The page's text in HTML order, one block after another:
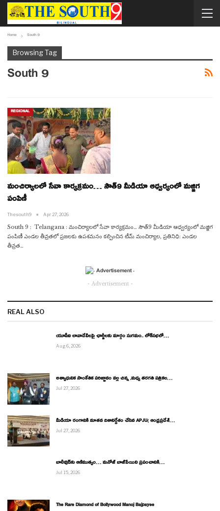
Home South 9
Browsing Tag
South 9
REGIONAL
మంచిర్యాలలో సేవా కార్యక్రమం… సౌత్9 మీడియా ఆధ్వర్యంలో మజ్జిగ
పంపిణీ
Thesouth9 Apr 27, 2026
South 9 : Telangana : మంచిర్యాలలో సేవా కార్యక్రమం… సౌత్9 మీడియా ఆధ్వర్యంలో మజ్జిగ
పంపిణీ ఎండల తీవ్రతలో ప్రజలకు ఉపశమనం కల్పించిన టీమ్ మంచిర్యాల, ప్రతినిధి: ఎండల
తీవ్రత…
- Advertisement -
REAL ALSO
యూపీఐ లావాదేవీలపై ఛార్జీలకు మార్గం సుగమం.. లోక్‌సభలో…
Aug 6, 2026
అత్యాధునిక సాంకేతిక పరిజ్ఞానం వల్ల చిన్న ,మధ్య తరగతి పత్రికల…
Jul 27, 2026
మీడియా రంగానికి నూతన దిశానిర్దేశం చేసిన APJU( ఆంధ్రప్రదేశ్…
Jul 27, 2026
బాలీవుడ్‌కు ఆణిముత్యం… మనోజ్ బాజ్‌పేయిని ప్రపంచానికి…
Jul 15, 2026
The Rare Diamond of Bollywood Manoj Bajpayee